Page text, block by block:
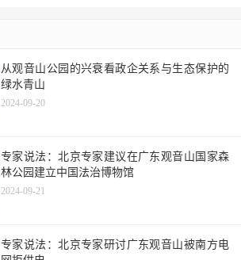
从观音山公园的兴衰看政企关系与生态保护的
绿水青山
2024-09-20
专家说法：北京专家建议在广东观音山国家森
林公园建立中国法治博物馆
2024-09-21
专家说法：北京专家研讨广东观音山被南方电